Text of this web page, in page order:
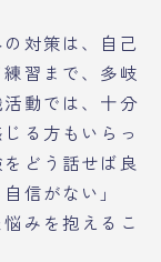
対策は、自己
習まで、多岐
動では、十分
る方もいらっ
どう話せば良
信がない」
みを抱えるこ